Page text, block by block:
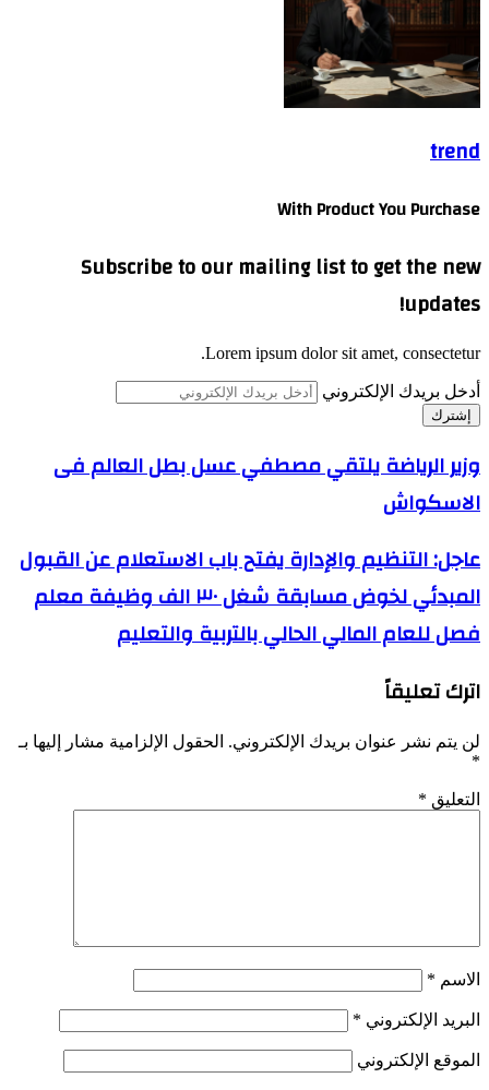
trend
With Product You Purchase
Subscribe to our mailing list to get the new
updates!
Lorem ipsum dolor sit amet, consectetur.
أدخل بريدك الإلكتروني
وزير الرياضة يلتقي مصطفي عسل بطل العالم فى
الاسكواش
عاجل: التنظيم والإدارة يفتح باب الاستعلام عن القبول
المبدئي لخوض مسابقة شغل ٣٠ الف وظيفة معلم
فصل للعام المالي الحالي بالتربية والتعليم
اترك تعليقاً
لن يتم نشر عنوان بريدك الإلكتروني. الحقول الإلزامية مشار إليها بـ
*
التعليق *
الاسم *
البريد الإلكتروني *
الموقع الإلكتروني